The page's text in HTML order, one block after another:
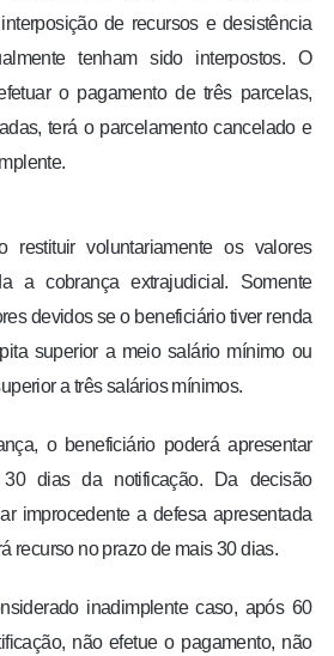
de recursos e desistência
tenham sido interpostos. O
o pagamento de três parcelas,
terá o parcelamento cancelado e
restituir voluntariamente os valores
a cobrança extrajudicial. Somente
devidos se o beneficiário tiver renda
superior a meio salário mínimo ou
a três salários mínimos.
o beneficiário poderá apresentar
dias da notificação. Da decisão
improcedente a defesa apresentada
recurso no prazo de mais 30 dias.
inadimplente caso, após 60
não efetue o pagamento, não